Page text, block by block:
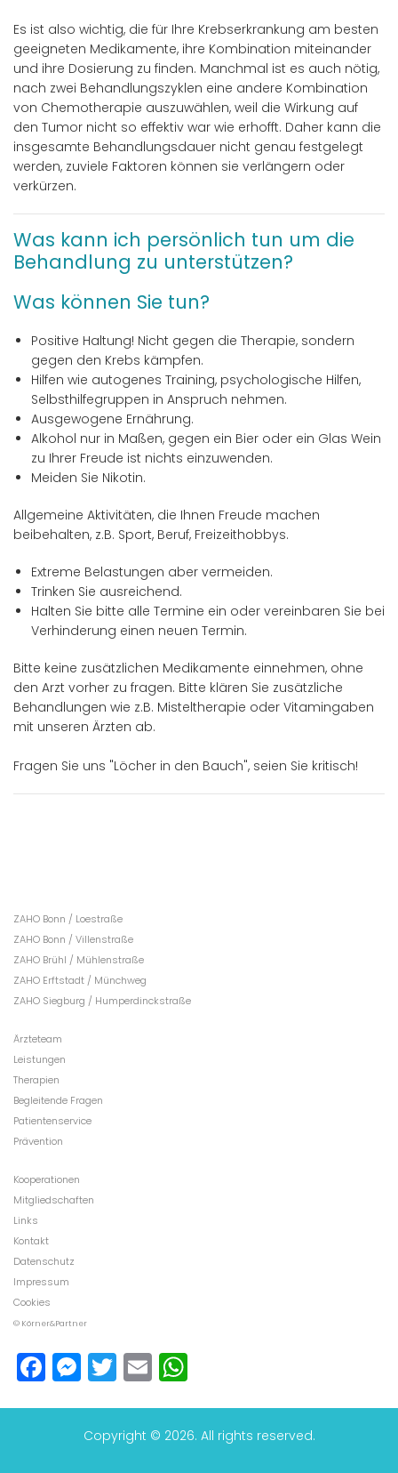
Es ist also wichtig, die für Ihre Krebserkrankung am besten
geeigneten Medikamente, ihre Kombination miteinander
und ihre Dosierung zu finden. Manchmal ist es auch nötig,
nach zwei Behandlungszyklen eine andere Kombination
von Chemotherapie auszuwählen, weil die Wirkung auf
den Tumor nicht so effektiv war wie erhofft. Daher kann die
insgesamte Behandlungsdauer nicht genau festgelegt
werden, zuviele Faktoren können sie verlängern oder
verkürzen.
Was kann ich persönlich tun um die
Behandlung zu unterstützen?
Was können Sie tun?
Positive Haltung! Nicht gegen die Therapie, sondern
gegen den Krebs kämpfen.
Hilfen wie autogenes Training, psychologische Hilfen,
Selbsthilfegruppen in Anspruch nehmen.
Ausgewogene Ernährung.
Alkohol nur in Maßen, gegen ein Bier oder ein Glas Wein
zu Ihrer Freude ist nichts einzuwenden.
Meiden Sie Nikotin.
Allgemeine Aktivitäten, die Ihnen Freude machen
beibehalten, z.B. Sport, Beruf, Freizeithobbys.
Extreme Belastungen aber vermeiden.
Trinken Sie ausreichend.
Halten Sie bitte alle Termine ein oder vereinbaren Sie bei
Verhinderung einen neuen Termin.
Bitte keine zusätzlichen Medikamente einnehmen, ohne
den Arzt vorher zu fragen. Bitte klären Sie zusätzliche
Behandlungen wie z.B. Misteltherapie oder Vitamingaben
mit unseren Ärzten ab.
Fragen Sie uns "Löcher in den Bauch", seien Sie kritisch!
ZAHO Bonn / Loestraße
ZAHO Bonn / Villenstraße
ZAHO Brühl / Mühlenstraße
ZAHO Erftstadt / Münchweg
ZAHO Siegburg / Humperdinckstraße
Ärzteteam
Leistungen
Therapien
Begleitende Fragen
Patientenservice
Prävention
Kooperationen
Mitgliedschaften
Links
Kontakt
Datenschutz
Impressum
Cookies
© Körner&Partner
Facebook
Messenger
Twitter
Email
Copyright © 2026. All rights reserved.